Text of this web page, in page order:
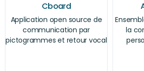
Cboard
Application open source de
communication par
pictogrammes et retour vocal
la